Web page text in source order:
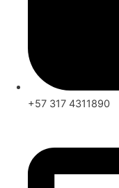
+57 317 4311890